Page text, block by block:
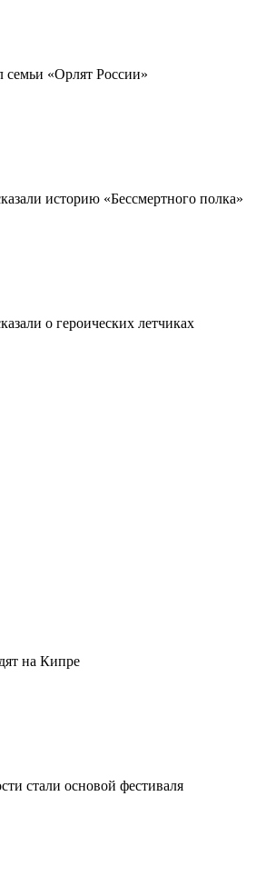
семьи «Орлят России»
историю «Бессмертного полка»
о героических летчиках
на Кипре
стали основой фестиваля